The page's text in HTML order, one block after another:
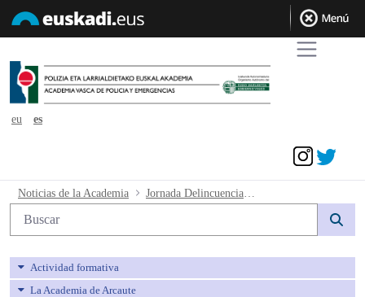
eu
es
Jornada Delincuencia Organizada -
Noticias de la Academia
Búsqueda web
Actividad formativa
La Academia de Arcaute